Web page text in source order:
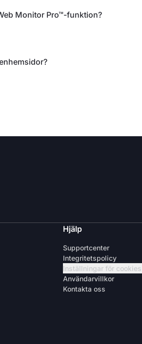
Monitor Pro™-funktion?
Hjälp
Supportcenter
Integritetspolicy
Inställningar för cookies
Användarvillkor
Kontakta oss